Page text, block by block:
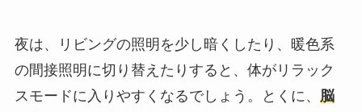
夜は、リビングの照明を少し暗くしたり、暖色系
の間接照明に切り替えたりすると、体がリラック
スモードに入りやすくなるでしょう。とくに、 脳